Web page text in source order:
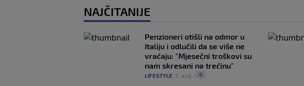
NAJČITANIJE
Penzioneri otišli na odmor u
Italiju i odlučili da se više ne
vraćaju: "Mjesečni troškovi su
nam skresani na trećinu"
LIFESTYLE 5. aug. 0